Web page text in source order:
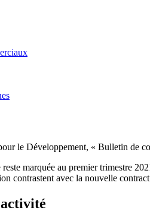
le Développement, « Bulletin de
marquée au premier trimestre
contrastent avec la nouvelle